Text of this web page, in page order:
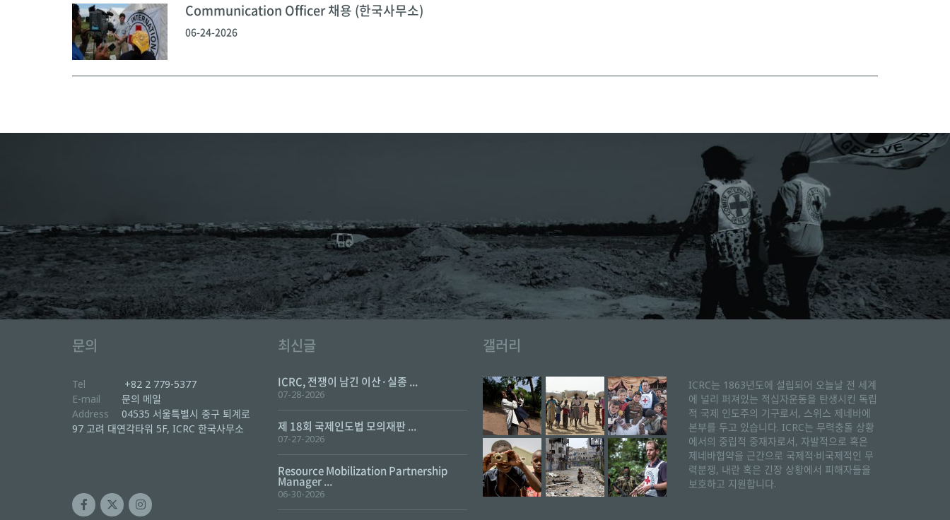
Communication Officer 채용 (한국사무소)
06-24-2026
문의
Tel
+82 2 779-5377
E-mail
문의 메일
Address
04535 서울특별시 중구 퇴계로
97 고려 대연각타워 5F, ICRC 한국사무소
최신글
ICRC, 전쟁이 남긴 이산·실종 ...
07-28-2026
제 18회 국제인도법 모의재판 ...
07-27-2026
Resource Mobilization Partnership
Manager ...
06-30-2026
갤러리
ICRC는 1863년도에 설립되어 오늘날 전 세계
에 널리 퍼져있는 적십자운동을 탄생시킨 독립
적 국제 인도주의 기구로서, 스위스 제네바에
본부를 두고 있습니다. ICRC는 무력충돌 상황
에서의 중립적 중재자로서, 자발적으로 혹은
제네바협약을 근간으로 국제적·비국제적인 무
력분쟁, 내란 혹은 긴장 상황에서 피해자들을
보호하고 지원합니다.